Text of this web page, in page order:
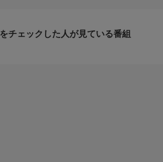
チェックした人が見ている番組